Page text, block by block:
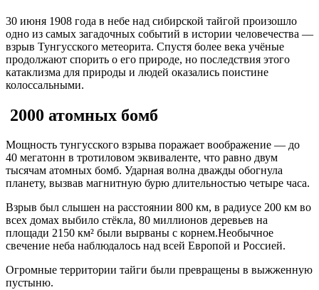
30 июня 1908 года в небе над сибирской тайгой произошло
одно из самых загадочных событий в истории человечества —
взрыв Тунгусского метеорита. Спустя более века учёные
продолжают спорить о его природе, но последствия этого
катаклизма для природы и людей оказались поистине
колоссальными.
2000 атомных бомб
Мощность тунгусского взрыва поражает воображение — до
40 мегатонн в тротиловом эквиваленте, что равно двум
тысячам атомных бомб. Ударная волна дважды обогнула
планету, вызвав магнитную бурю длительностью четыре часа.
Взрыв был слышен на расстоянии 800 км, в радиусе 200 км во
всех домах выбило стёкла, 80 миллионов деревьев на
площади 2150 км² были вырваны с корнем.Необычное
свечение неба наблюдалось над всей Европой и Россией.
Огромные территории тайги были превращены в выжженную
пустыню.